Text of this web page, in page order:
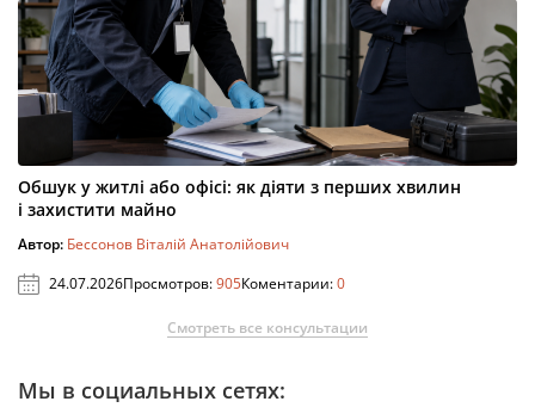
Обшук у житлі або офісі: як діяти з перших хвилин
і захистити майно
Автор: Бессонов Віталій Анатолійович
24.07.2026Просмотров:905Коментарии:0
Смотреть все консультации
Мы в социальных сетях: